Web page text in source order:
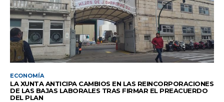
ECONOMÍA
LA XUNTA ANTICIPA CAMBIOS EN LAS REINCORPORACIONES
DE LAS BAJAS LABORALES TRAS FIRMAR EL PREACUERDO
DEL PLAN